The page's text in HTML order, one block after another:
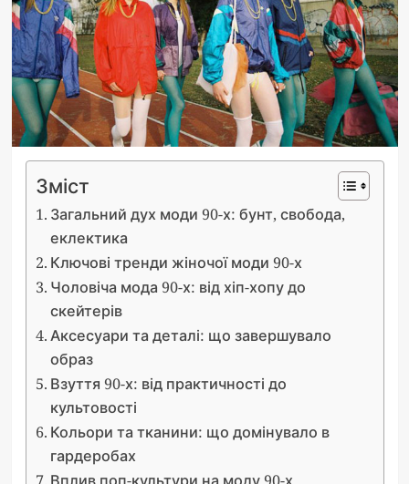
Зміст
Загальний дух моди 90-х: бунт, свобода,
еклектика
Ключові тренди жіночої моди 90-х
Чоловіча мода 90-х: від хіп-хопу до
скейтерів
Аксесуари та деталі: що завершувало
образ
Взуття 90-х: від практичності до
культовості
Кольори та тканини: що домінувало в
гардеробах
Вплив поп-культури на моду 90-х